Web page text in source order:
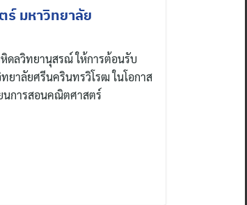
มหาวิทยาลัย
ดลวิทยานุสรณ์ ให้การต้อนรับ
าลัยศรีนครินทรวิโรฒ ในโอกาส
นการสอนคณิตศาสตร์